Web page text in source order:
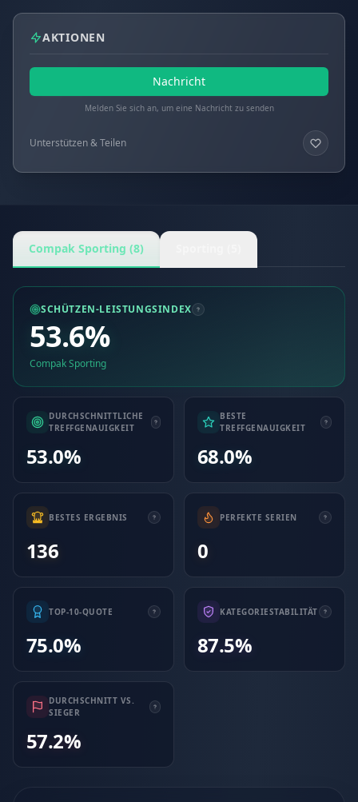
AKTIONEN
Nachricht
Melden Sie sich an, um eine Nachricht zu senden
Unterstützen & Teilen
Compak Sporting (8)
SCHÜTZEN-LEISTUNGSINDEX
53.6%
Compak Sporting
DURCHSCHNITTLICHE
TREFFGENAUIGKEIT
53.0%
BESTE
TREFFGENAUIGKEIT
68.0%
BESTES ERGEBNIS
136
PERFEKTE SERIEN
0
TOP-10-QUOTE
75.0%
KATEGORIESTABILITÄT
87.5%
DURCHSCHNITT VS.
SIEGER
57.2%